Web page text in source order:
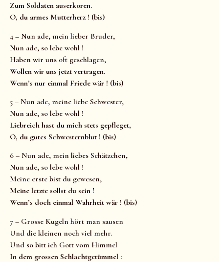
Zum Soldaten auserkoren.
O, du armes Mutterherz ! (bis)
4 – Nun ade, mein lieber Bruder,
Nun ade, so lebe wohl !
Haben wir uns oft geschlagen,
Wollen wir uns jetzt vertragen.
Wenn’s nur einmal Friede wär ! (bis)
5 – Nun ade, meine liebe Schwester,
Nun ade, so lebe wohl !
Liebreich hast du mich stets gepfleget,
O, du gutes Schwesternblut ! (bis)
6 – Nun ade, mein liebes Schätzchen,
Nun ade, so lebe wohl !
Meine erste bist du gewesen,
Meine letzte sollst du sein !
Wenn’s doch einmal Wahrheit wär ! (bis)
7 – Grosse Kugeln hört man sausen
Und die kleinen noch viel mehr.
Und so bitt ich Gott vom Himmel
In dem grossen Schlachtgetümmel :